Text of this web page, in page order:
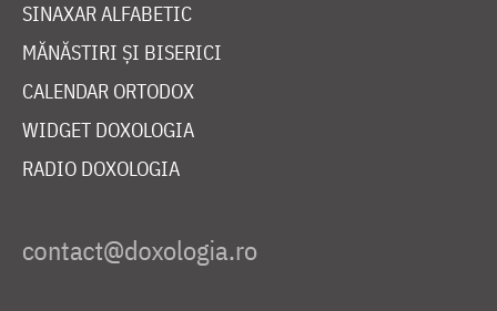
SINAXAR ALFABETIC
MĂNĂSTIRI ȘI BISERICI
CALENDAR ORTODOX
WIDGET DOXOLOGIA
RADIO DOXOLOGIA